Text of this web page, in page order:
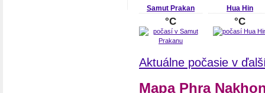
Samut Prakan
°C
Hua Hin
°C
Aktuálne počasie v
Mapa Phra